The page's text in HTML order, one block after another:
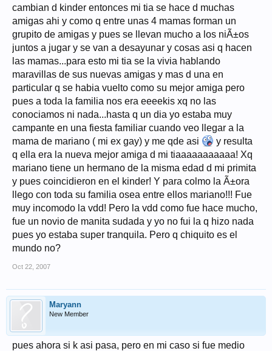
cambian d kinder entonces mi tia se hace d muchas
amigas ahi y como q entre unas 4 mamas forman un
grupito de amigas y pues se llevan mucho a los niÃ±os
juntos a jugar y se van a desayunar y cosas asi q hacen
las mamas...para esto mi tia se la vivia hablando
maravillas de sus nuevas amigas y mas d una en
particular q se habia vuelto como su mejor amiga pero
pues a toda la familia nos era eeeekis xq no las
conociamos ni nada...hasta q un dia yo estaba muy
campante en una fiesta familiar cuando veo llegar a la
mama de mariano ( mi ex gay) y me qde asi
y resulta
q ella era la nueva mejor amiga d mi tiaaaaaaaaaaa! Xq
mariano tiene un hermano de la misma edad d mi primita
y pues coincidieron en el kinder! Y para colmo la Ã±ora
llego con toda su familia osea entre ellos mariano!!! Fue
muy incomodo la vdd! Pero la vdd como fue hace mucho,
fue un novio de manita sudada y yo no fui la q hizo nada
pues yo estaba super tranquila. Pero q chiquito es el
mundo no?
Oct 22, 2007
Maryann
New Member
pues ahora si k asi pasa, pero en mi caso si fue medio